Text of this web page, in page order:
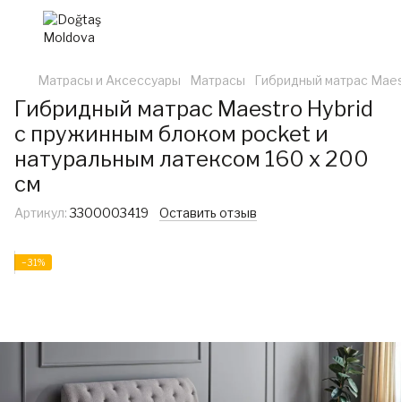
Матрасы и Аксессуары Матрасы Гибридный матрас
Гибридный матрас Maestro Hybrid
с пружинным блоком pocket и
натуральным латексом 160 x 200
см
Артикул:3300003419 Оставить отзыв
−31%